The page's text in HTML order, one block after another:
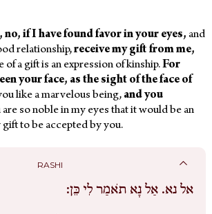
no, if I have found favor in your eyes, and
relationship,receive my gift from me,
of a gift is an expression of kinship.For
your face, as the sight of the face of
like a marvelous being, and you
are so noble in my eyes that it would be an
to be accepted by you.
RASHI
אל נא. אַל נָא תֹאמַר לִי כֵּן: